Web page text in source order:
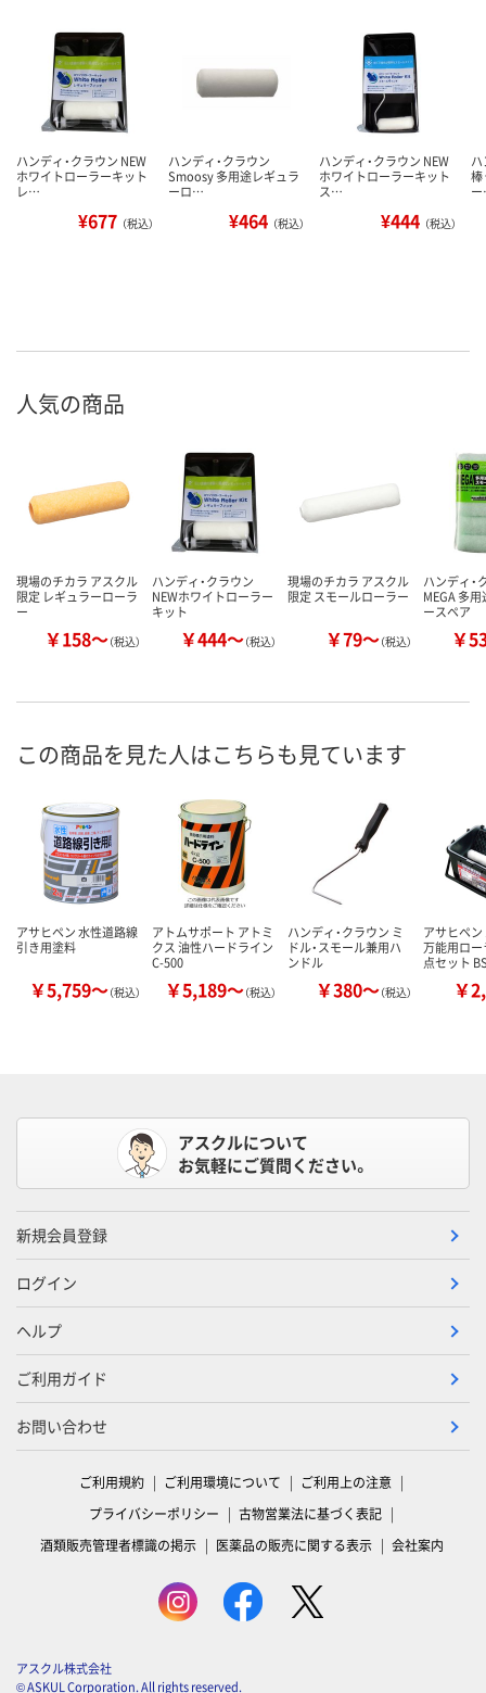
ハンディ・クラウン NEW
ホワイトローラーキット
レ…
¥677 （税込）
ハンディ・クラウン
Smoosy 多用途レギュラ
ーロ…
¥464 （税込）
ハンディ・クラウン NEW
ホワイトローラーキット
ス…
¥444 （税込）
ハ
棒
人気の商品
現場のチカラ アスクル
限定 レギュラーローラ
ー
￥158～（税込）
ハンディ・クラウン
NEWホワイトローラー
キット
￥444～（税込）
現場のチカラ アスクル
限定 スモールローラー
￥79～（税込）
ハンディ・
MEGA 多
ースペア
￥
この商品を見た人はこちらも見ています
アサヒペン 水性道路線
引き用塗料
￥5,759～（税込）
アトムサポート アトミ
クス 油性ハードライン
C-500
￥5,189～（税込）
ハンディ・クラウン ミ
ドル・スモール兼用ハ
ンドル
￥380～（税込）
アサヒペ
万能用ロ
点セット
￥
アスクルについて
お気軽にご質問ください。
新規会員登録
ログイン
ヘルプ
ご利用ガイド
お問い合わせ
ご利用規約 ご利用環境について
ご利用上の注意
プライバシーポリシー
古物営業法に基づく表記
酒類販売管理者標識の掲示
医薬品の販売に関する表示 会社案内
アスクル株式会社
© ASKUL Corporation. All rights reserved.